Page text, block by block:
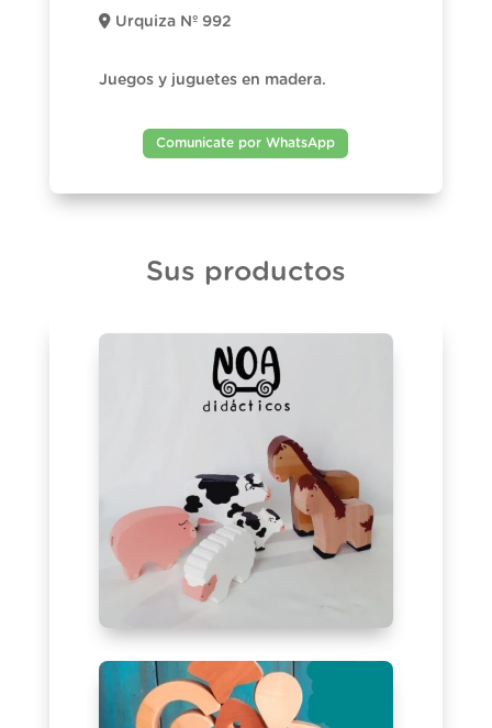
Urquiza Nº 992
Juegos y juguetes en madera.
Comunicate por WhatsApp
Sus productos